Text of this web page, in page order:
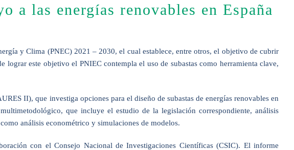
a las energías renovables en España
y Clima (PNEC) 2021 – 2030, el cual establece, entre otros, el objetivo de cubrir
este objetivo el PNIEC contempla el uso de subastas como herramienta clave,
II), que investiga opciones para el diseño de subastas de energías renovables en
que incluye el estudio de la legislación correspondiente, análisis
análisis econométrico y simulaciones de modelos.
con el Consejo Nacional de Investigaciones Científicas (CSIC). El informe